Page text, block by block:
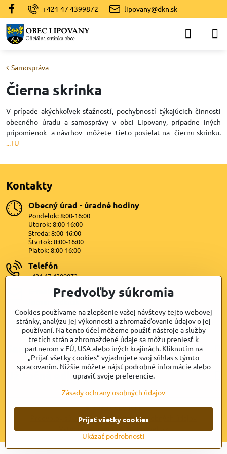
+421 47 4399872 lipovany@dkn.sk
Samospráva
Čierna skrinka
V prípade akýchkoľvek sťažností, pochybností týkajúcich činnosti
obecného úradu a samosprávy v obci Lipovany, prípadne iných
pripomienok a návrhov môžete tieto posielat na čiernu skrinku.
...TU
Kontakty
Obecný úrad - úradné hodiny
Pondelok: 8:00-16:00
Utorok: 8:00-16:00
Streda: 8:00-16:00
Štvrtok: 8:00-16:00
Piatok: 8:00-16:00
Telefón
+421 47 4399872
Facebook
Samospráva
Užitočné odkazy
©2026Copyright
Predvoľby súkromiaZásady ochrany osobných údajov
Predvoľby súkromia
Cookies používame na zlepšenie vašej návštevy tejto webovej
stránky, analýzu jej výkonnosti a zhromažďovanie údajov o jej
používaní. Na tento účel môžeme použiť nástroje a služby
tretích strán a zhromaždené údaje sa môžu preniesť k
partnerom v EÚ, USA alebo iných krajinách. Kliknutím na
„Prijať všetky cookies“ vyjadrujete svoj súhlas s týmto
spracovaním. Nižšie môžete nájsť podrobné informácie alebo
upraviť svoje preferencie.
Zásady ochrany osobných údajov
Ukázať podrobnosti
Prijať všetky cookies